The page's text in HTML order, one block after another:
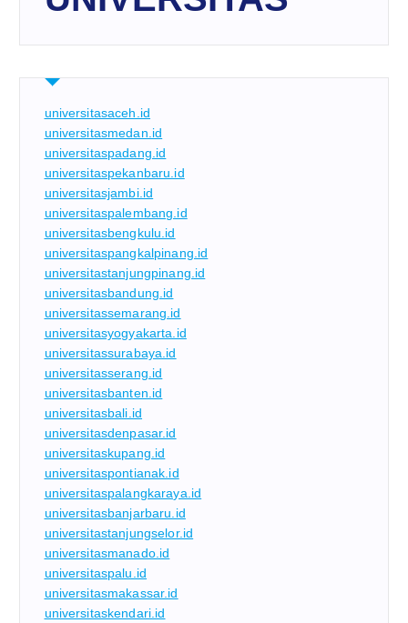
universitasaceh.id
universitasmedan.id
universitaspadang.id
universitaspekanbaru.id
universitasjambi.id
universitaspalembang.id
universitasbengkulu.id
universitaspangkalpinang.id
universitastanjungpinang.id
universitasbandung.id
universitassemarang.id
universitasyogyakarta.id
universitassurabaya.id
universitasserang.id
universitasbanten.id
universitasbali.id
universitasdenpasar.id
universitaskupang.id
universitaspontianak.id
universitaspalangkaraya.id
universitasbanjarbaru.id
universitastanjungselor.id
universitasmanado.id
universitaspalu.id
universitasmakassar.id
universitaskendari.id